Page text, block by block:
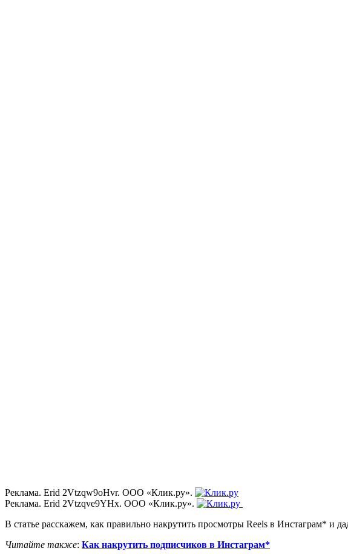
Реклама. Erid 2Vtzqw9oHvr. ООО «Клик.ру».
Реклама. Erid 2Vtzqve9YHx. ООО «Клик.ру».
В статье расскажем, как правильно накрутить просмотры Reels в Инстаграм* и
Читайте также: Как накрутить подписчиков в Инстаграм*